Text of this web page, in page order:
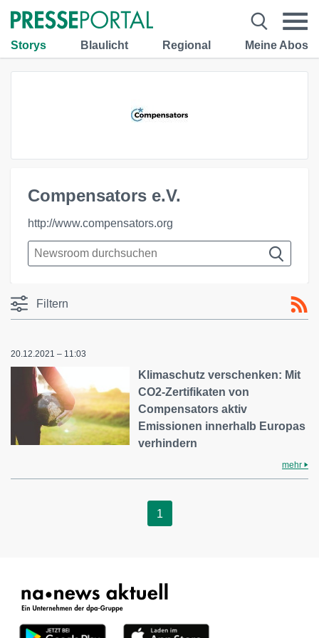
Storys Blaulicht Regional Meine Abos
Compensators e.V.
http://www.compensators.org
Filtern
20.12.2021 – 11:03
Klimaschutz verschenken: Mit
CO2-Zertifikaten von
Compensators aktiv
Emissionen innerhalb Europas
verhindern
mehr
1